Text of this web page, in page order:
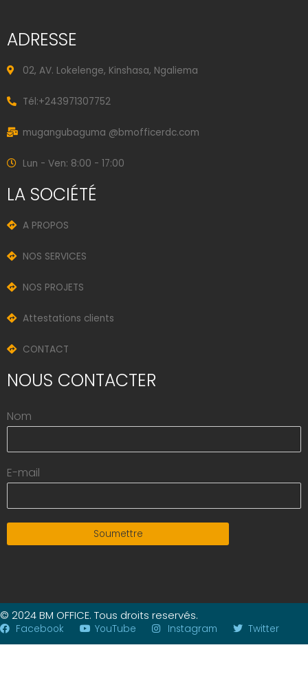
ADRESSE
02, AV. Lokelenge, Kinshasa, Ngaliema
Tél:+243971307752
mugangubaguma @bmofficerdc.com
Lun - Ven: 8:00 - 17:00
LA SOCIÉTÉ
A PROPOS
NOS SERVICES
NOS PROJETS
Attestations clients
CONTACT
NOUS CONTACTER
Nom
E-mail
Soumettre
© 2024 BM OFFICE. Tous droits reservés.
Facebook YouTube Instagram Twitter